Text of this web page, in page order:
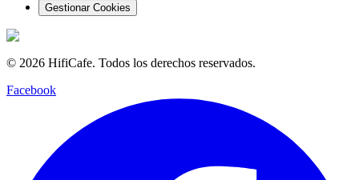
Gestionar Cookies
© 2026 HifiCafe. Todos los derechos reservados.
Facebook